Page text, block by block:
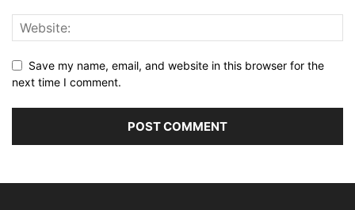
Save my name, email, and website in this browser for the
next time I comment.